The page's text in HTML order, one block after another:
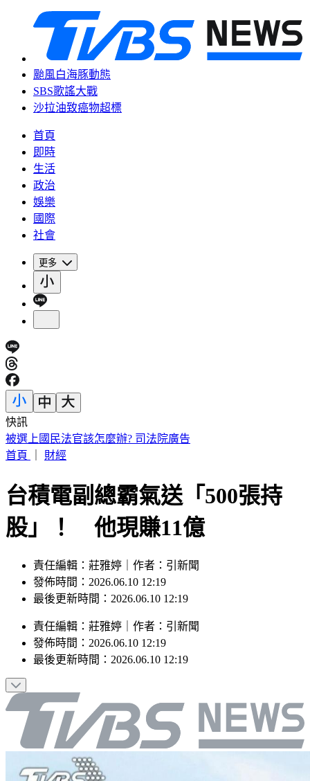
颱風白海豚動態
SBS歌謠大戰
沙拉油致癌物超標
首頁
即時
生活
政治
娛樂
國際
社會
更多
快訊
快訊／「蝴蝶姐姐」愷樂生了！雙胞胎女兒35週早產
首頁
財經
台積電副總霸氣送「500張持
股」！ 他現賺11億
責任編輯：莊雅婷｜作者：引新聞
發佈時間：2026.06.10 12:19
最後更新時間：2026.06.10 12:19
責任編輯 ： 莊雅婷 作者 ： 引新聞
發佈時間： 2026.06.10 12:19
最後更新時間： 2026.06.10 12:19